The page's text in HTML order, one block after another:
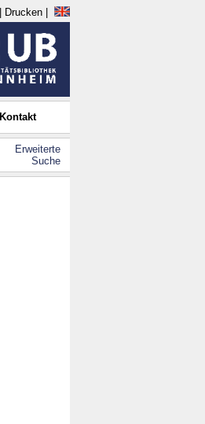
Drucken
Kontakt
Erweiterte
Suche